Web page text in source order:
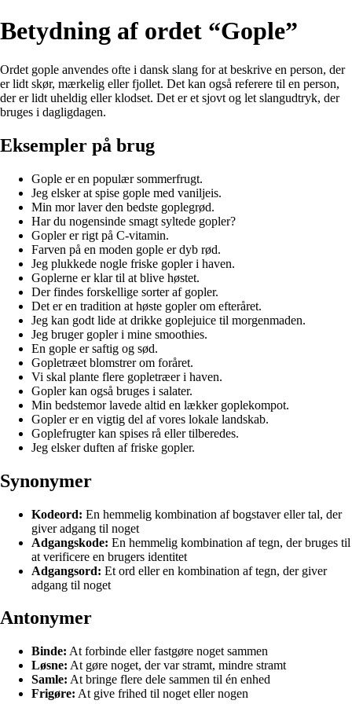
Betydning af ordet “Gople”
Ordet gople anvendes ofte i dansk slang for at beskrive en person, der
er lidt skør, mærkelig eller fjollet. Det kan også referere til en person,
der er lidt uheldig eller klodset. Det er et sjovt og let slangudtryk, der
bruges i dagligdagen.
Eksempler på brug
Gople er en populær sommerfrugt.
Jeg elsker at spise gople med vaniljeis.
Min mor laver den bedste goplegrød.
Har du nogensinde smagt syltede gopler?
Gopler er rigt på C-vitamin.
Farven på en moden gople er dyb rød.
Jeg plukkede nogle friske gopler i haven.
Goplerne er klar til at blive høstet.
Der findes forskellige sorter af gopler.
Det er en tradition at høste gopler om efteråret.
Jeg kan godt lide at drikke goplejuice til morgenmaden.
Jeg bruger gopler i mine smoothies.
En gople er saftig og sød.
Gopletræet blomstrer om foråret.
Vi skal plante flere gopletræer i haven.
Gopler kan også bruges i salater.
Min bedstemor lavede altid en lækker goplekompot.
Gopler er en vigtig del af vores lokale landskab.
Goplefrugter kan spises rå eller tilberedes.
Jeg elsker duften af friske gopler.
Synonymer
Kodeord: En hemmelig kombination af bogstaver eller tal, der
giver adgang til noget
Adgangskode: En hemmelig kombination af tegn, der bruges til
at verificere en brugers identitet
Adgangsord: Et ord eller en kombination af tegn, der giver
adgang til noget
Antonymer
Binde: At forbinde eller fastgøre noget sammen
Løsne: At gøre noget, der var stramt, mindre stramt
Samle: At bringe flere dele sammen til én enhed
Frigøre: At give frihed til noget eller nogen